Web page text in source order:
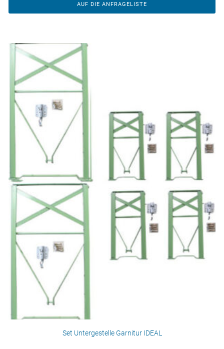
AUF DIE ANFRAGELISTE
Set Untergestelle Garnitur IDEAL